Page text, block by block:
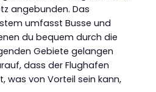
angebunden. Das
umfasst Busse und
du bequem durch die
Gebiete gelangen
dass der Flughafen
was von Vorteil sein kann,